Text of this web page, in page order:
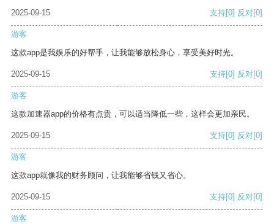
2025-09-15 支持[0] 反对[0]
游客
这款app是我娱乐的好帮手，让我能够放松身心，享受美好时光。
2025-09-15 支持[0] 反对[0]
游客
这款加速器app的价格有点贵，可以适当降低一些，这样会更加亲民。
2025-09-15 支持[0] 反对[0]
游客
这款app就像我的财务顾问，让我能够省钱又省心。
2025-09-15 支持[0] 反对[0]
游客